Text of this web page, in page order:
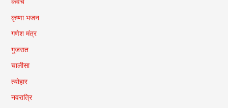
कृष्णा भजन
गणेश मंत्र
गुजरात
चालीसा
त्योहार
नवरात्रि